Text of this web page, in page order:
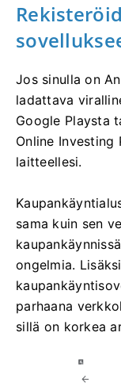
Jos sinulla on
ladattava
Google Playsta
Online Investing
laitteellesi.
sama kuin sen
ongelmia.
parhaana
sillä on korkea